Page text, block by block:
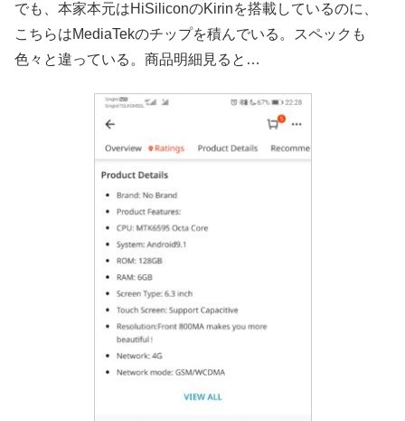
でも、本家本元はHiSiliconのKirinを搭載しているのに、
こちらはMediaTekのチップを積んでいる。スペックも
色々と違っている。商品明細見ると…